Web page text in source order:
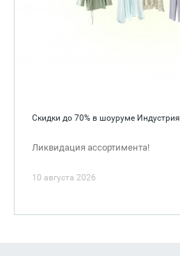
Скидки до 70% в шоуруме Индустрия
Ликвидация ассортимента!
10 августа 2026